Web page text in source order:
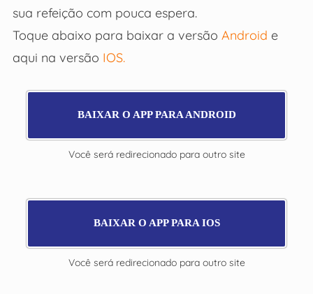
sua refeição com pouca espera.
Toque abaixo para baixar a versão Android e
aqui na versão IOS.
BAIXAR O APP PARA ANDROID
Você será redirecionado para outro site
BAIXAR O APP PARA IOS
Você será redirecionado para outro site